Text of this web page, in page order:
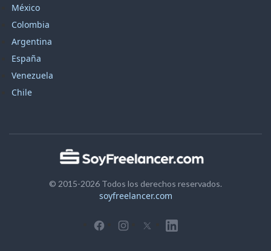
México
Colombia
Argentina
España
Venezuela
Chile
© 2015-2026 Todos los derechos reservados.
soyfreelancer.com